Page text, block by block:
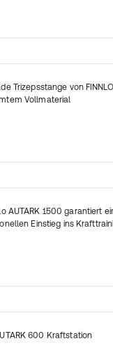
Trizepsstange von
Vollmaterial
AUTARK 1500 garantiert
Einstieg ins
600 Kraftstation